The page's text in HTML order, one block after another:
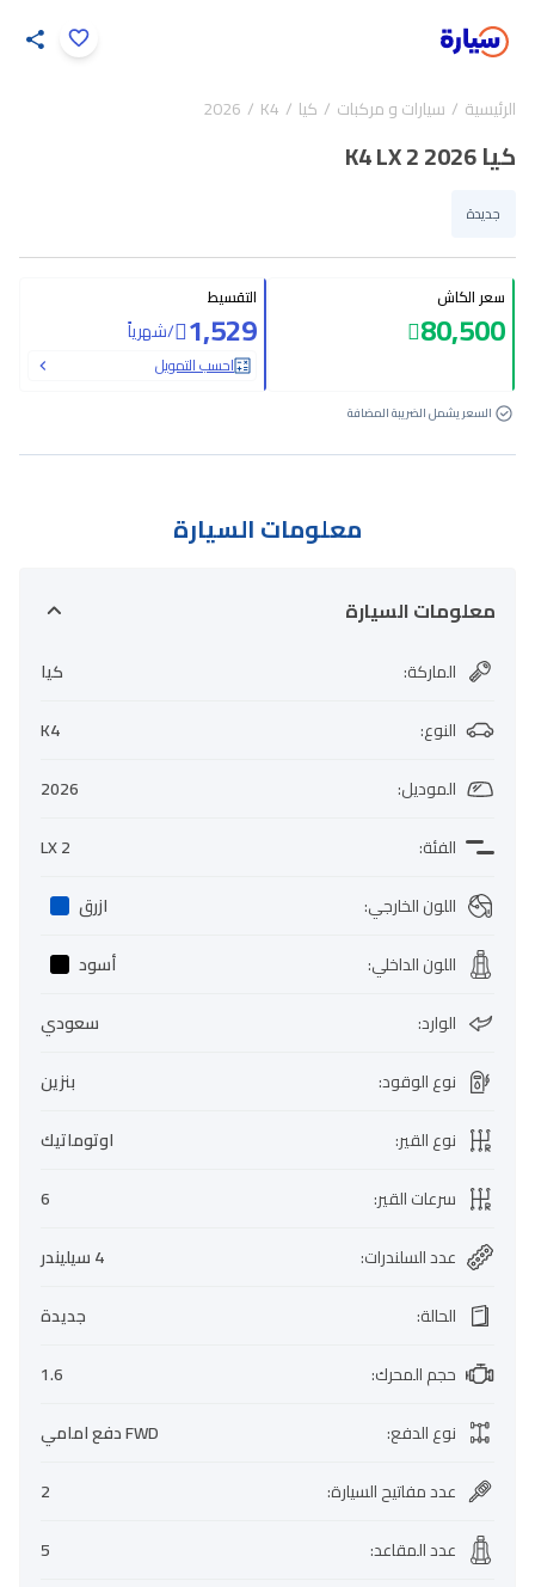
الرئيسية سيارات و مركبات كيا K4
2026
كيا K4 LX 2 2026
جديدة
سعر الكاش
80,500
التقسيط
1,529
/شهرياً
احسب التمويل
السعر يشمل الضريبة المضافة
معلومات السيارة
معلومات السيارة
الماركة:
كيا
النوع:
K4
الموديل:
2026
الفئة:
LX 2
اللون الخارجي:
ازرق
اللون الداخلي:
أسود
الوارد:
سعودي
نوع الوقود:
بنزين
نوع القير:
اوتوماتيك
سرعات القير:
6
عدد السلندرات:
4 سيليندر
الحالة:
جديدة
حجم المحرك:
1.6
نوع الدفع:
FWD دفع امامي
عدد مفاتيح السيارة:
2
عدد المقاعد:
5